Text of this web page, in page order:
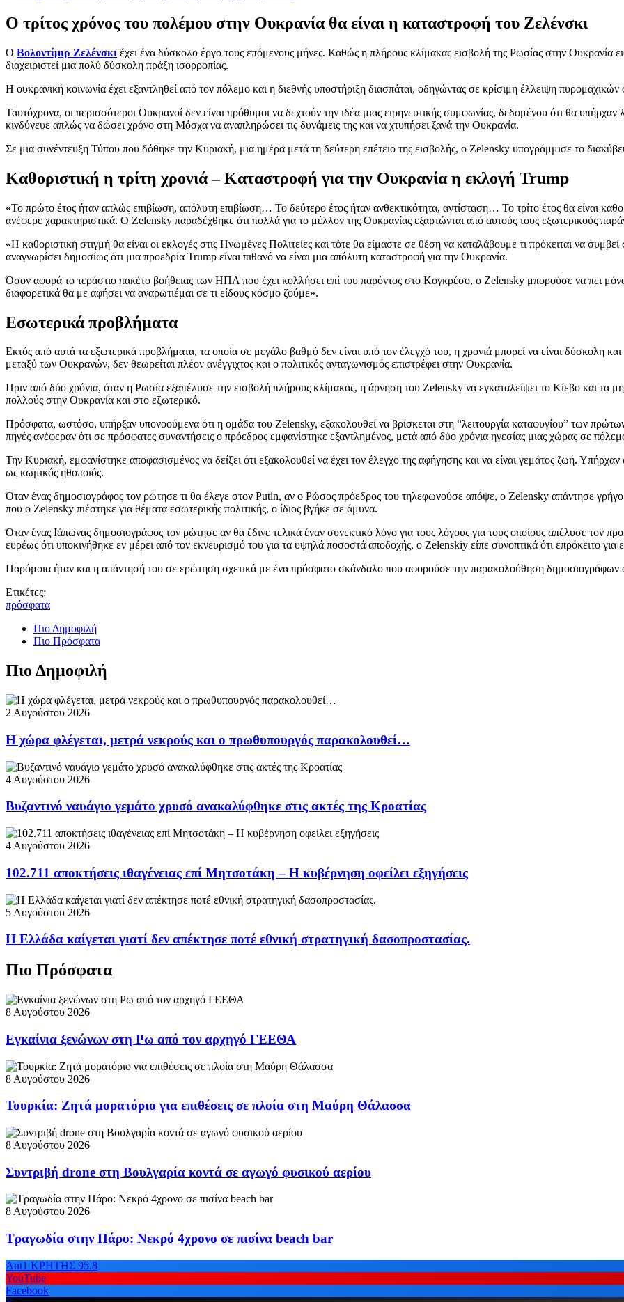
Ο τρίτος χρόνος του πολέμου στην Ουκρανία θα είναι η καταστροφή του Ζελένσκι
Ο Βολοντίμιρ Ζελένσκι έχει ένα δύσκολο έργο τους επόμενους μήνες. Καθώς η πλήρους κλίμακας εισβολή της Ρωσίας στην Ουκρανία
διαχειριστεί μια πολύ δύσκολη πράξη ισορροπίας.
Η ουκρανική κοινωνία έχει εξαντληθεί από τον πόλεμο και η διεθνής υποστήριξη διασπάται, οδηγώντας σε κρίσιμη έλλειψη
Ταυτόχρονα, οι περισσότεροι Ουκρανοί δεν είναι πρόθυμοι να δεχτούν την ιδέα μιας ειρηνευτικής συμφωνίας, δεδομένου ότι θα
κινδύνευε απλώς να δώσει χρόνο στη Μόσχα να αναπληρώσει τις δυνάμεις της και να χτυπήσει ξανά την Ουκρανία.
Σε μια συνέντευξη Τύπου που δόθηκε την Κυριακή, μια ημέρα μετά τη δεύτερη επέτειο της εισβολής, ο Zelensky υπογράμμισε το
Καθοριστική η τρίτη χρονιά – Καταστροφή για την Ουκρανία η εκλογή Trump
«Το πρώτο έτος ήταν απλώς επιβίωση, απόλυτη επιβίωση… Το δεύτερο έτος ήταν ανθεκτικότητα, αντίσταση… Το τρίτο έτος θα είναι
ανέφερε χαρακτηριστικά. Ο Zelensky παραδέχθηκε ότι πολλά για το μέλλον της Ουκρανίας εξαρτώνται από αυτούς τους εξωτερικούς
«Η καθοριστική στιγμή θα είναι οι εκλογές στις Ηνωμένες Πολιτείες και τότε θα είμαστε σε θέση να καταλάβουμε τι πρόκειται να
αναγνωρίσει δημοσίως ότι μια προεδρία Trump είναι πιθανό να είναι μια απόλυτη καταστροφή για την Ουκρανία.
Όσον αφορά το τεράστιο πακέτο βοήθειας των ΗΠΑ που έχει κολλήσει επί του παρόντος στο Κογκρέσο, ο Zelensky μπορούσε να πει μόνο
διαφορετικά θα με αφήσει να αναρωτιέμαι σε τι είδους κόσμο ζούμε».
Εσωτερικά προβλήματα
Εκτός από αυτά τα εξωτερικά προβλήματα, τα οποία σε μεγάλο βαθμό δεν είναι υπό τον έλεγχό του, η χρονιά μπορεί να είναι δύσκολη
μεταξύ των Ουκρανών, δεν θεωρείται πλέον ανέγγιχτος και ο πολιτικός ανταγωνισμός επιστρέφει στην Ουκρανία.
Πριν από δύο χρόνια, όταν η Ρωσία εξαπέλυσε την εισβολή πλήρους κλίμακας, η άρνηση του Zelensky να εγκαταλείψει το Κίεβο και τα
πολλούς στην Ουκρανία και στο εξωτερικό.
Πρόσφατα, ωστόσο, υπήρξαν υπονοούμενα ότι η ομάδα του Zelensky, εξακολουθεί να βρίσκεται στη “λειτουργία καταφυγίου” των
πηγές ανέφεραν ότι σε πρόσφατες συναντήσεις ο πρόεδρος εμφανίστηκε εξαντλημένος, μετά από δύο χρόνια ηγεσίας μιας χώρας σε
Την Κυριακή, εμφανίστηκε αποφασισμένος να δείξει ότι εξακολουθεί να έχει τον έλεγχο της αφήγησης και να είναι γεμάτος ζωή.
ως κωμικός ηθοποιός.
Όταν ένας δημοσιογράφος τον ρώτησε τι θα έλεγε στον Putin, αν ο Ρώσος πρόεδρος του τηλεφωνούσε απόψε, ο Zelensky απάντησε
που ο Zelensky πιέστηκε για θέματα εσωτερικής πολιτικής, ο ίδιος βγήκε σε άμυνα.
Όταν ένας Ιάπωνας δημοσιογράφος τον ρώτησε αν θα έδινε τελικά έναν συνεκτικό λόγο για τους λόγους για τους οποίους απέλυσε τον
ευρέως ότι υποκινήθηκε εν μέρει από τον εκνευρισμό του για τα υψηλά ποσοστά αποδοχής, ο Zelenskiy είπε συνοπτικά ότι επρόκειτο
Παρόμοια ήταν και η απάντησή του σε ερώτηση σχετικά με ένα πρόσφατο σκάνδαλο που αφορούσε την παρακολούθηση δημοσιογράφων
Ετικέτες:
πρόσφατα
Πιο Δημοφιλή
Πιο Πρόσφατα
Πιο Δημοφιλή
2 Αυγούστου 2026
Η χώρα φλέγεται, μετρά νεκρούς και ο πρωθυπουργός παρακολουθεί…
4 Αυγούστου 2026
Βυζαντινό ναυάγιο γεμάτο χρυσό ανακαλύφθηκε στις ακτές της Κροατίας
4 Αυγούστου 2026
102.711 αποκτήσεις ιθαγένειας επί Μητσοτάκη – Η κυβέρνηση οφείλει εξηγήσεις
5 Αυγούστου 2026
Η Ελλάδα καίγεται γιατί δεν απέκτησε ποτέ εθνική στρατηγική δασοπροστασίας.
Πιο Πρόσφατα
8 Αυγούστου 2026
Εγκαίνια ξενώνων στη Ρω από τον αρχηγό ΓΕΕΘΑ
8 Αυγούστου 2026
Τουρκία: Ζητά μορατόριο για επιθέσεις σε πλοία στη Μαύρη Θάλασσα
8 Αυγούστου 2026
Συντριβή drone στη Βουλγαρία κοντά σε αγωγό φυσικού αερίου
8 Αυγούστου 2026
Τραγωδία στην Πάρο: Νεκρό 4χρονο σε πισίνα beach bar
Ant1 ΚΡΗΤΗΣ 95.8
YouTube
Facebook